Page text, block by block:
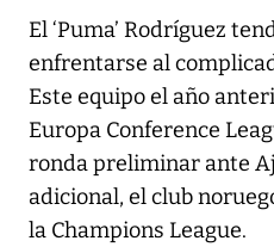
El ‘Puma’ Rodríguez
enfrentarse al
Este equipo el año
Europa Conference
ronda preliminar ante
adicional, el club
la Champions League.